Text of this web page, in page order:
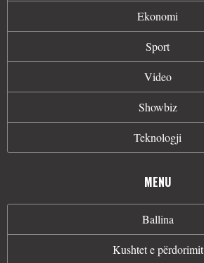
Ekonomi
Sport
Video
Showbiz
Teknologji
MENU
Ballina
Kushtet e përdorimit